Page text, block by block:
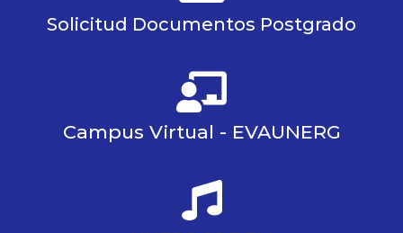
Solicitud Documentos Postgrado
Campus Virtual - EVAUNERG